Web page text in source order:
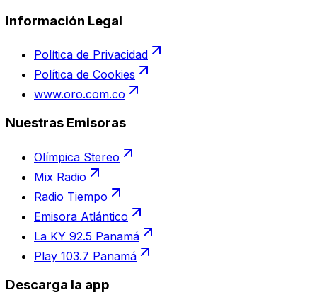
Información Legal
Política de Privacidad
Política de Cookies
www.oro.com.co
Nuestras Emisoras
Olímpica Stereo
Mix Radio
Radio Tiempo
Emisora Atlántico
La KY 92.5 Panamá
Play 103.7 Panamá
Descarga la app